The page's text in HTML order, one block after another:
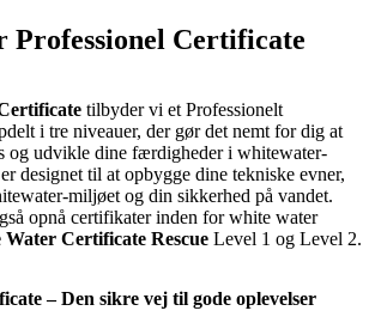
Professionel Certificate
tilbyder vi et Professionelt
i tre niveauer, der gør det nemt for dig at
og udvikle dine færdigheder i whitewater-
designet til at opbygge dine tekniske evner,
miljøet og din sikkerhed på vandet.
opnå certifikater inden for white water
Certificate Rescue Level 1 og Level 2.
– Den sikre vej til gode oplevelser